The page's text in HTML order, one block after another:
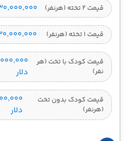
قیمت 2 تخته (هرنفر) ۳۰٬۰۰۰٬۰۰۰ تومان + ۱٬۰۳۵
قیمت 1 تخته (هرنفر) ۳۰٬۰۰۰٬۰۰۰ تومان + ۱٬۴۷۵
قیمت کودک با تخت (هر
نفر)
دلار
قیمت کودک بدون تخت
(هرنفر)
دلار